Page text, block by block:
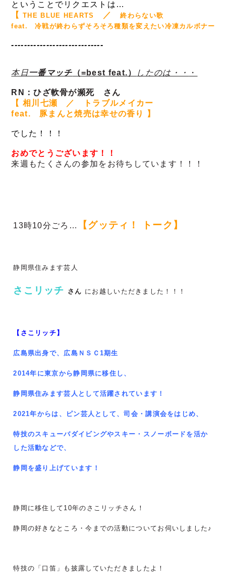
ということでリクエストは…
【
THE BLUE HEARTS ／ 終わらない歌
feat.　冷戦が終わらずそろそろ種類を変えたい冷凍カルボナーラ
-----------------------------
本日一番マッチ （=best feat.） したのは・・ ・
RN：ひざ軟骨が瀕死
さん
【 相川七瀬　／　トラブルメイカー
feat.　豚まんと焼売は幸せの香り 】
でした！！！
おめでとうございます！！
来週もたくさんの参加をお待ちしています！！！
13時10分ごろ… 【 グッティ！ トーク】
静岡県住みます芸人
さこリッチ さん にお越しいただきました！！！
【さこリッチ】
広島県出身で、広島ＮＳＣ1期生
2014年に東京から静岡県に移住し、
静岡県住みます芸人として活躍されています！
2021年からは、ピン芸人として、司会・講演会をはじめ、
特技のスキューバダイビングやスキー・スノーボードを活か
した活動などで、
静岡を盛り上げています！
静岡に移住して10年のさこリッチさん！
静岡の好きなところ・今までの活動についてお伺いしました♪
特技の「口笛」も披露していただきましたよ！